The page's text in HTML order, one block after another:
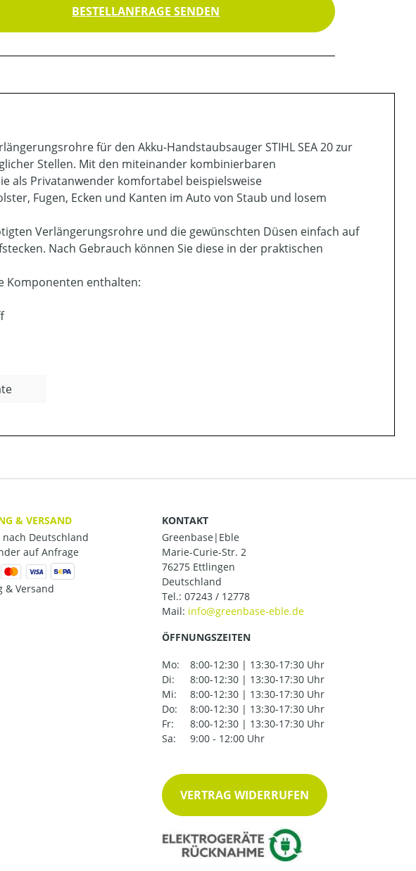
BESTELLANFRAGE SENDEN
für den Akku-Handstaubsauger STIHL SEA 20 zur
Stellen. Mit den miteinander kombinierbaren
als Privatanwender komfortabel beispielsweise
Fugen, Ecken und Kanten im Auto von Staub und losem
Verlängerungsrohre und die gewünschten Düsen einfach auf
Nach Gebrauch können Sie diese in der praktischen
Komponenten enthalten:
& VERSAND
Deutschland
auf Anfrage
& Versand
KONTAKT
Greenbase|Eble
Marie-Curie-Str. 2
76275 Ettlingen
Deutschland
Tel.: 07243 / 12778
Mail:
ÖFFNUNGSZEITEN
Mo:
8:00-12:30 | 13:30-17:30 Uhr
Di:
8:00-12:30 | 13:30-17:30 Uhr
Mi:
8:00-12:30 | 13:30-17:30 Uhr
Do:
8:00-12:30 | 13:30-17:30 Uhr
Fr:
8:00-12:30 | 13:30-17:30 Uhr
Sa:
9:00 - 12:00 Uhr
VERTRAG WIDERRUFEN